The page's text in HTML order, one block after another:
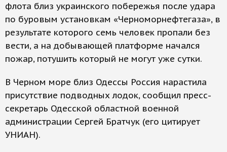
флота близ украинского побережья после удара
по буровым установкам «Черноморнефтегаза», в
результате которого семь человек пропали без
вести, а на добывающей платформе начался
пожар, потушить который не могут уже сутки.
В Черном море близ Одессы Россия нарастила
присутствие подводных лодок, сообщил пресс-
секретарь Одесской областной военной
администрации Сергей Братчук (его цитирует
УНИАН).